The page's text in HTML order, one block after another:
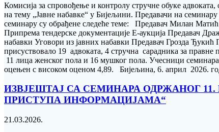
Комисија за спровођење и контролу стручне обуке
на тему „Јавне набавке“ у Бијељини. Предавачи на
семинару су обрађене следеће теме: Предавач Милан
Припрема тендерске документације Е-аукција Предавач
набавки Уговори из јавних набавки Предавач Грозда
присуствовало 19 адвоката, 4 стручна сарадника за
11 лица женског пола и 16 мушког пола. Учесници
оцењен с високом оценом 4,89. Бијељина, 6. април 2026.
ИЗВЈЕШТАЈ СА СЕМИНАРА ОДРЖАНОГ
ПРИСТУПА ИНФОРМАЦИЈАМА“
21.03.2026.